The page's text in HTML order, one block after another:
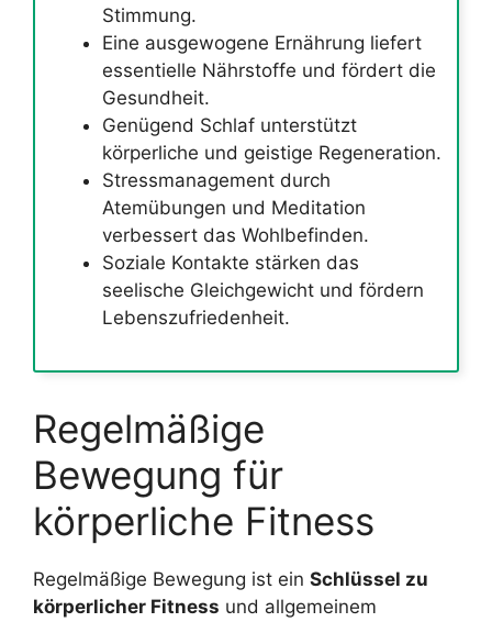
Stimmung.
Eine ausgewogene Ernährung liefert
essentielle Nährstoffe und fördert die
Gesundheit.
Genügend Schlaf unterstützt
körperliche und geistige Regeneration.
Stressmanagement durch
Atemübungen und Meditation
verbessert das Wohlbefinden.
Soziale Kontakte stärken das
seelische Gleichgewicht und fördern
Lebenszufriedenheit.
Regelmäßige
Bewegung für
körperliche Fitness
Regelmäßige Bewegung ist ein Schlüssel zu
körperlicher Fitness und allgemeinem